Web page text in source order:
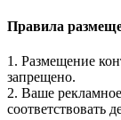
Правила
1. Размещение
запрещено.
2. Ваше
соответствовать